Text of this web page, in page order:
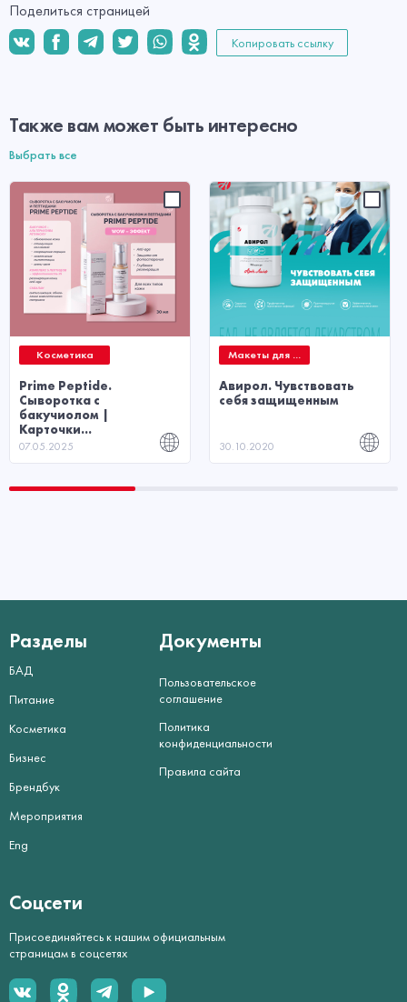
Поделиться страницей
Копировать ссылку
Также вам может быть интересно
Выбрать все
Косметика
Prime Peptide.
Сыворотка с
бакучиолом |
Карточки...
07.05.2025
Макеты для ...
Авирол. Чувствовать
себя защищенным
30.10.2020
Разделы
БАД
Питание
Косметика
Бизнес
Брендбук
Мероприятия
Eng
Документы
Пользовательское
соглашение
Политика
конфиденциальности
Правила сайта
Соцсети
Присоединяйтесь к нашим официальным
страницам в соцсетях